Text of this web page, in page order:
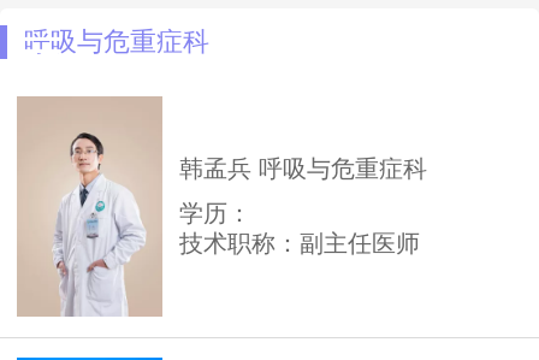
呼吸与危重症科
韩孟兵 呼吸与危重症科
学历：
技术职称：副主任医师